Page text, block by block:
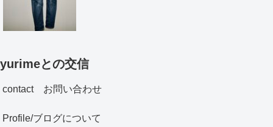
yurimeとの交信
contact お問い合わせ
Profile/ブログについて